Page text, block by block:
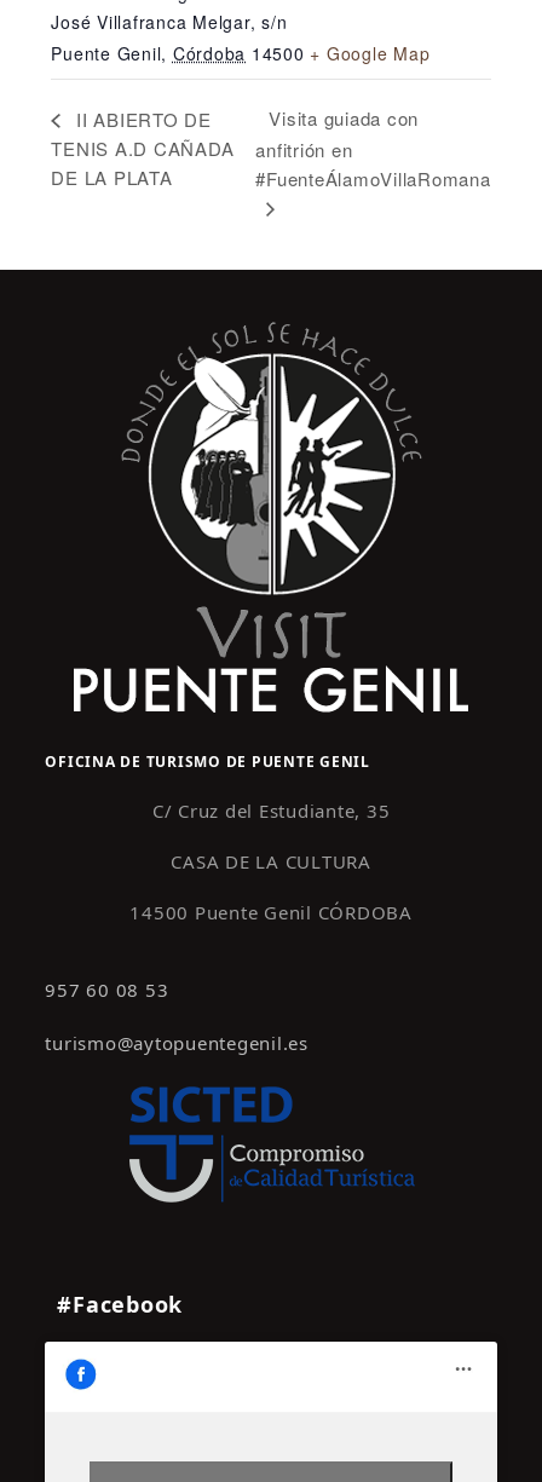
José Villafranca Melgar, s/n
Puente Genil, Córdoba 14500 + Google Map
II ABIERTO DE
TENIS A.D CAÑADA
DE LA PLATA
Visita guiada con
anfitrión en
#FuenteÁlamoVillaRomana
OFICINA DE TURISMO DE PUENTE GENIL
C/ Cruz del Estudiante, 35
CASA DE LA CULTURA
14500 Puente Genil CÓRDOBA
957 60 08 53
turismo@aytopuentegenil.es
#Facebook